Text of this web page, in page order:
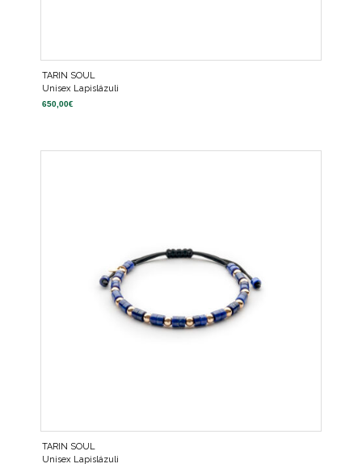
TARIN SOUL
Unisex Lapislázuli
650,00€
TARIN SOUL
Unisex Lapislázuli